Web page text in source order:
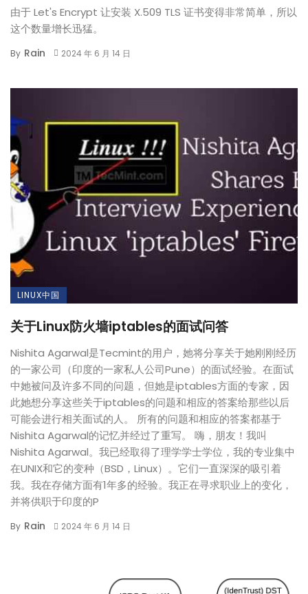
由于 Let's Encrypt 让安装 X.509 TLS 证书变得非常简单，所以
这个数量增长迅猛。
By Rain 2024 年 6 月 14 日
LINUX中国
关于Linux防火墙iptables的面试问答
Nishita Agarwal是Tecmint的用户，她将分享关于她刚刚经历
的一家公司（印度的一家私人公司Pune）的面试经验。在面试
中她被问及许多不同的问题，但她是iptables方面的专家，因
此她想分享这些关于iptables的问题和相应的答案给那些以后
可能会进行相关面试的人。 所有的问题和相应的答案都基于
Nishita Agarwal的记忆并经过了重写。 嗨，朋友！我叫
Nishita Agarwal。我已经取得了理学学士学位，我的专业集中
在UNIX和它的变种（BSD，Linux）。它们一直深深的吸引着
我。我在存储方面有1年多的经验。我正在寻求职业上的变化，
并将供职于印度的P
By Rain 2024 年 6 月 14 日